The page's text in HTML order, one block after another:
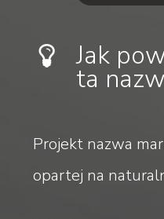
Jak
ta
Projekt nazwa
opartej na